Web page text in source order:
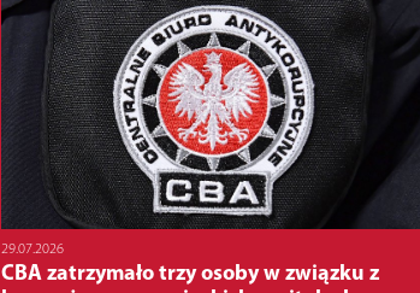
29.07.2026
CBA zatrzymało trzy osoby w związku z